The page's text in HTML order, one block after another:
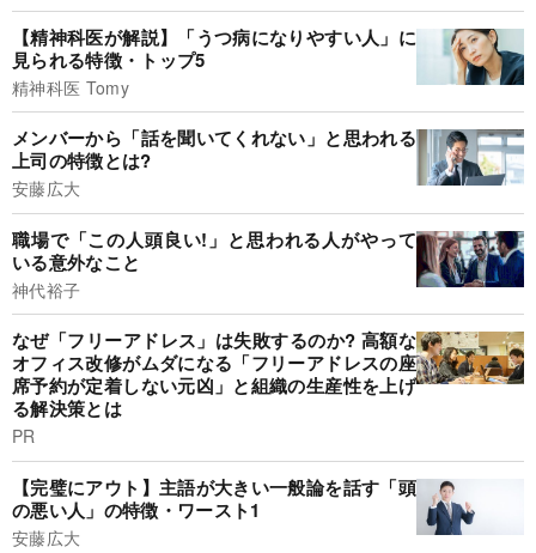
【精神科医が解説】「うつ病になりやすい人」に
見られる特徴・トップ5
精神科医 Tomy
メンバーから「話を聞いてくれない」と思われる
上司の特徴とは?
安藤広大
職場で「この人頭良い!」と思われる人がやって
いる意外なこと
神代裕子
なぜ「フリーアドレス」は失敗するのか? 高額な
オフィス改修がムダになる「フリーアドレスの座
席予約が定着しない元凶」と組織の生産性を上げ
る解決策とは
PR
【完璧にアウト】主語が大きい一般論を話す「頭
の悪い人」の特徴・ワースト1
安藤広大